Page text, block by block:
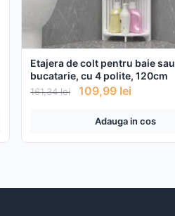
Etajera de colt pentru baie sau
bucatarie, cu 4 polite, 120cm
161,34lei 109,99 lei
Adauga in cos